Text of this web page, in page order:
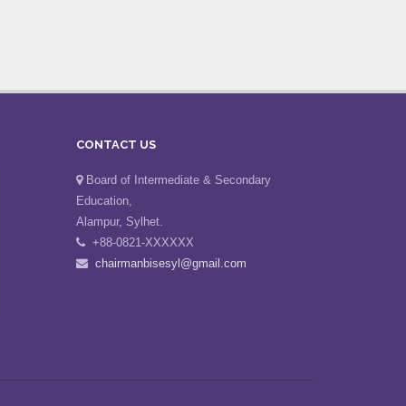
CONTACT US
Board of Intermediate & Secondary
Education,
Alampur, Sylhet.
+88-0821-XXXXXX
chairmanbisesyl@gmail.com